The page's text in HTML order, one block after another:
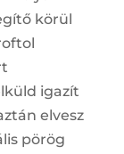
körül
igazít
elvesz
pörög